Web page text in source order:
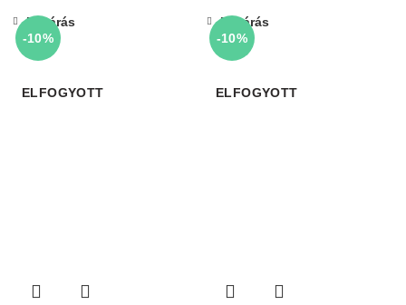
-10%
ELFOGYOTT
Bezárás
-10%
ELFOGYOTT
Bezárás